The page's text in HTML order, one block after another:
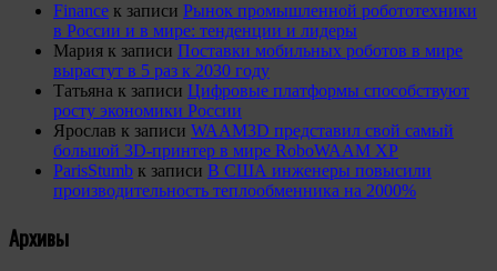
Finance к записи Рынок промышленной робототехники
в России и в мире: тенденции и лидеры
Мария к записи Поставки мобильных роботов в мире
вырастут в 5 раз к 2030 году
Татьяна к записи Цифровые платформы способствуют
росту экономики России
Ярослав к записи WAAM3D представил свой самый
большой 3D-принтер в мире RoboWAAM XP
ParisStumb к записи В США инженеры повысили
производительность теплообменника на 2000%
Архивы